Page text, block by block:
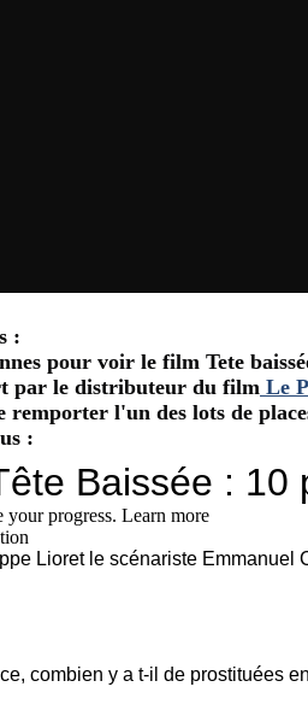
:
pour voir le film Tete
par le distributeur du film Le
remporter l'un des lots de
: